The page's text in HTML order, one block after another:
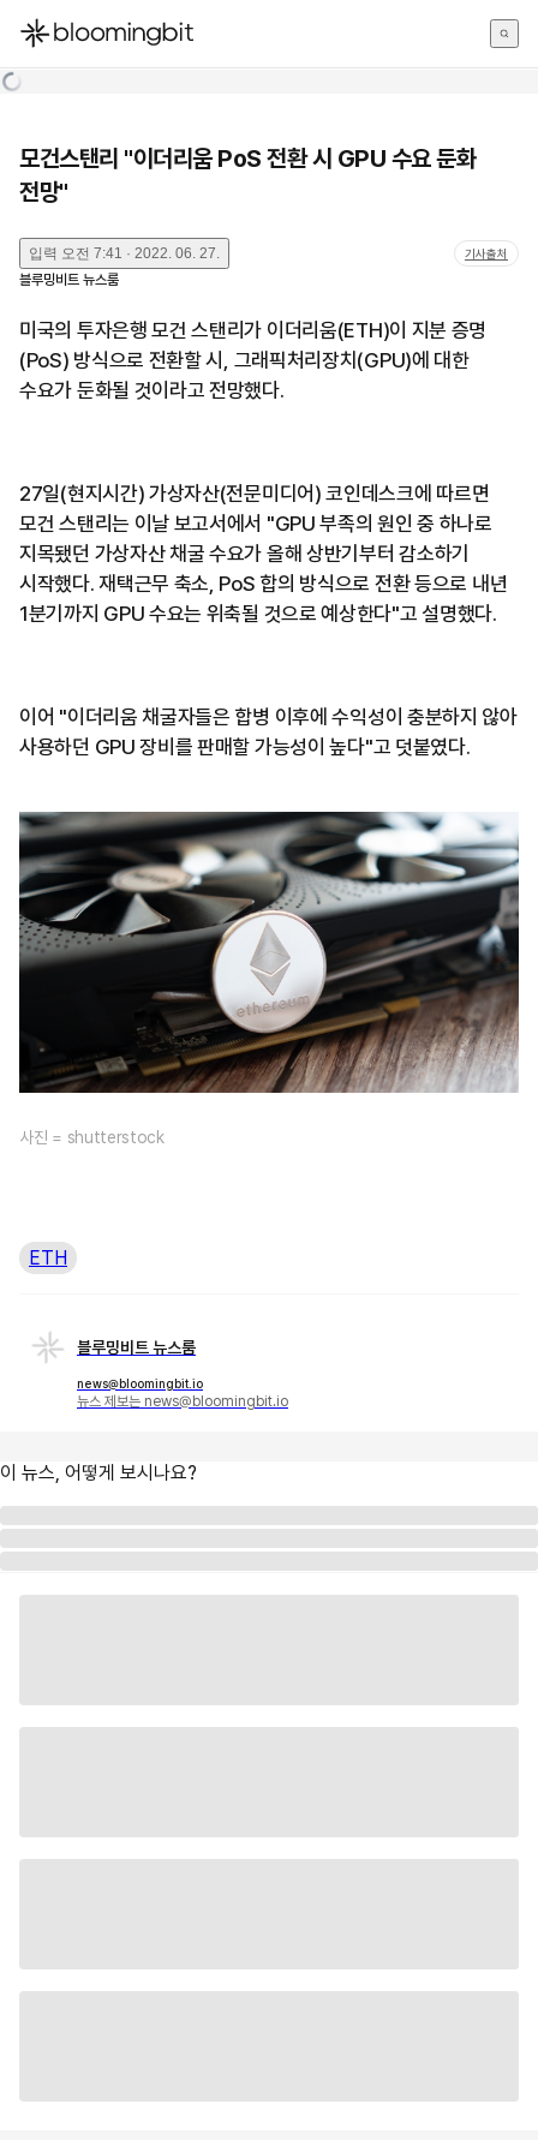
한국어
모건스탠리 "이더리움 PoS 전환 시 GPU 수요 둔화
전망"
입력 오전 7:41 · 2022. 06. 27. 기사출처
블루밍비트 뉴스룸
미국의 투자은행 모건 스탠리가 이더리움(ETH)이 지분 증명
(PoS) 방식으로 전환할 시, 그래픽처리장치(GPU)에 대한
수요가 둔화될 것이라고 전망했다.
27일(현지시간) 가상자산(전문미디어) 코인데스크에 따르면
모건 스탠리는 이날 보고서에서 "GPU 부족의 원인 중 하나로
지목됐던 가상자산 채굴 수요가 올해 상반기부터 감소하기
시작했다. 재택근무 축소, PoS 합의 방식으로 전환 등으로 내년
1분기까지 GPU 수요는 위축될 것으로 예상한다"고 설명했다.
이어 "이더리움 채굴자들은 합병 이후에 수익성이 충분하지 않아
사용하던 GPU 장비를 판매할 가능성이 높다"고 덧붙였다.
사진 = shutterstock
ETH
블루밍비트 뉴스룸
news@bloomingbit.io
뉴스 제보는 news@bloomingbit.io
이 뉴스, 어떻게 보시나요?